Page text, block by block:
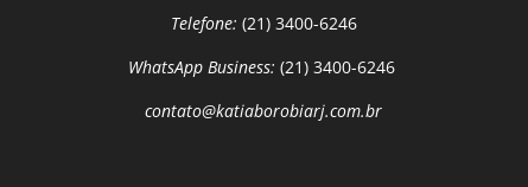
Telefone: (21) 3400-6246
WhatsApp Business: (21) 3400-6246
contato@katiaborobiarj.com.br